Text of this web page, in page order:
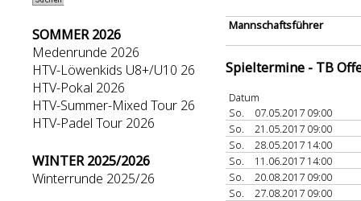
SOMMER 2026
Medenrunde 2026
HTV-Löwenkids U8+/U10 26
HTV-Pokal 2026
HTV-Summer-Mixed Tour 26
HTV-Padel Tour 2026
WINTER 2025/2026
Winterrunde 2025/26
Mannschaftsführer
Spieltermine - TB
Datum
So.
07.05.2017 09:00
So.
21.05.2017 09:00
So.
28.05.2017 14:00
So.
11.06.2017 14:00
So.
20.08.2017 09:00
So.
27.08.2017 09:00